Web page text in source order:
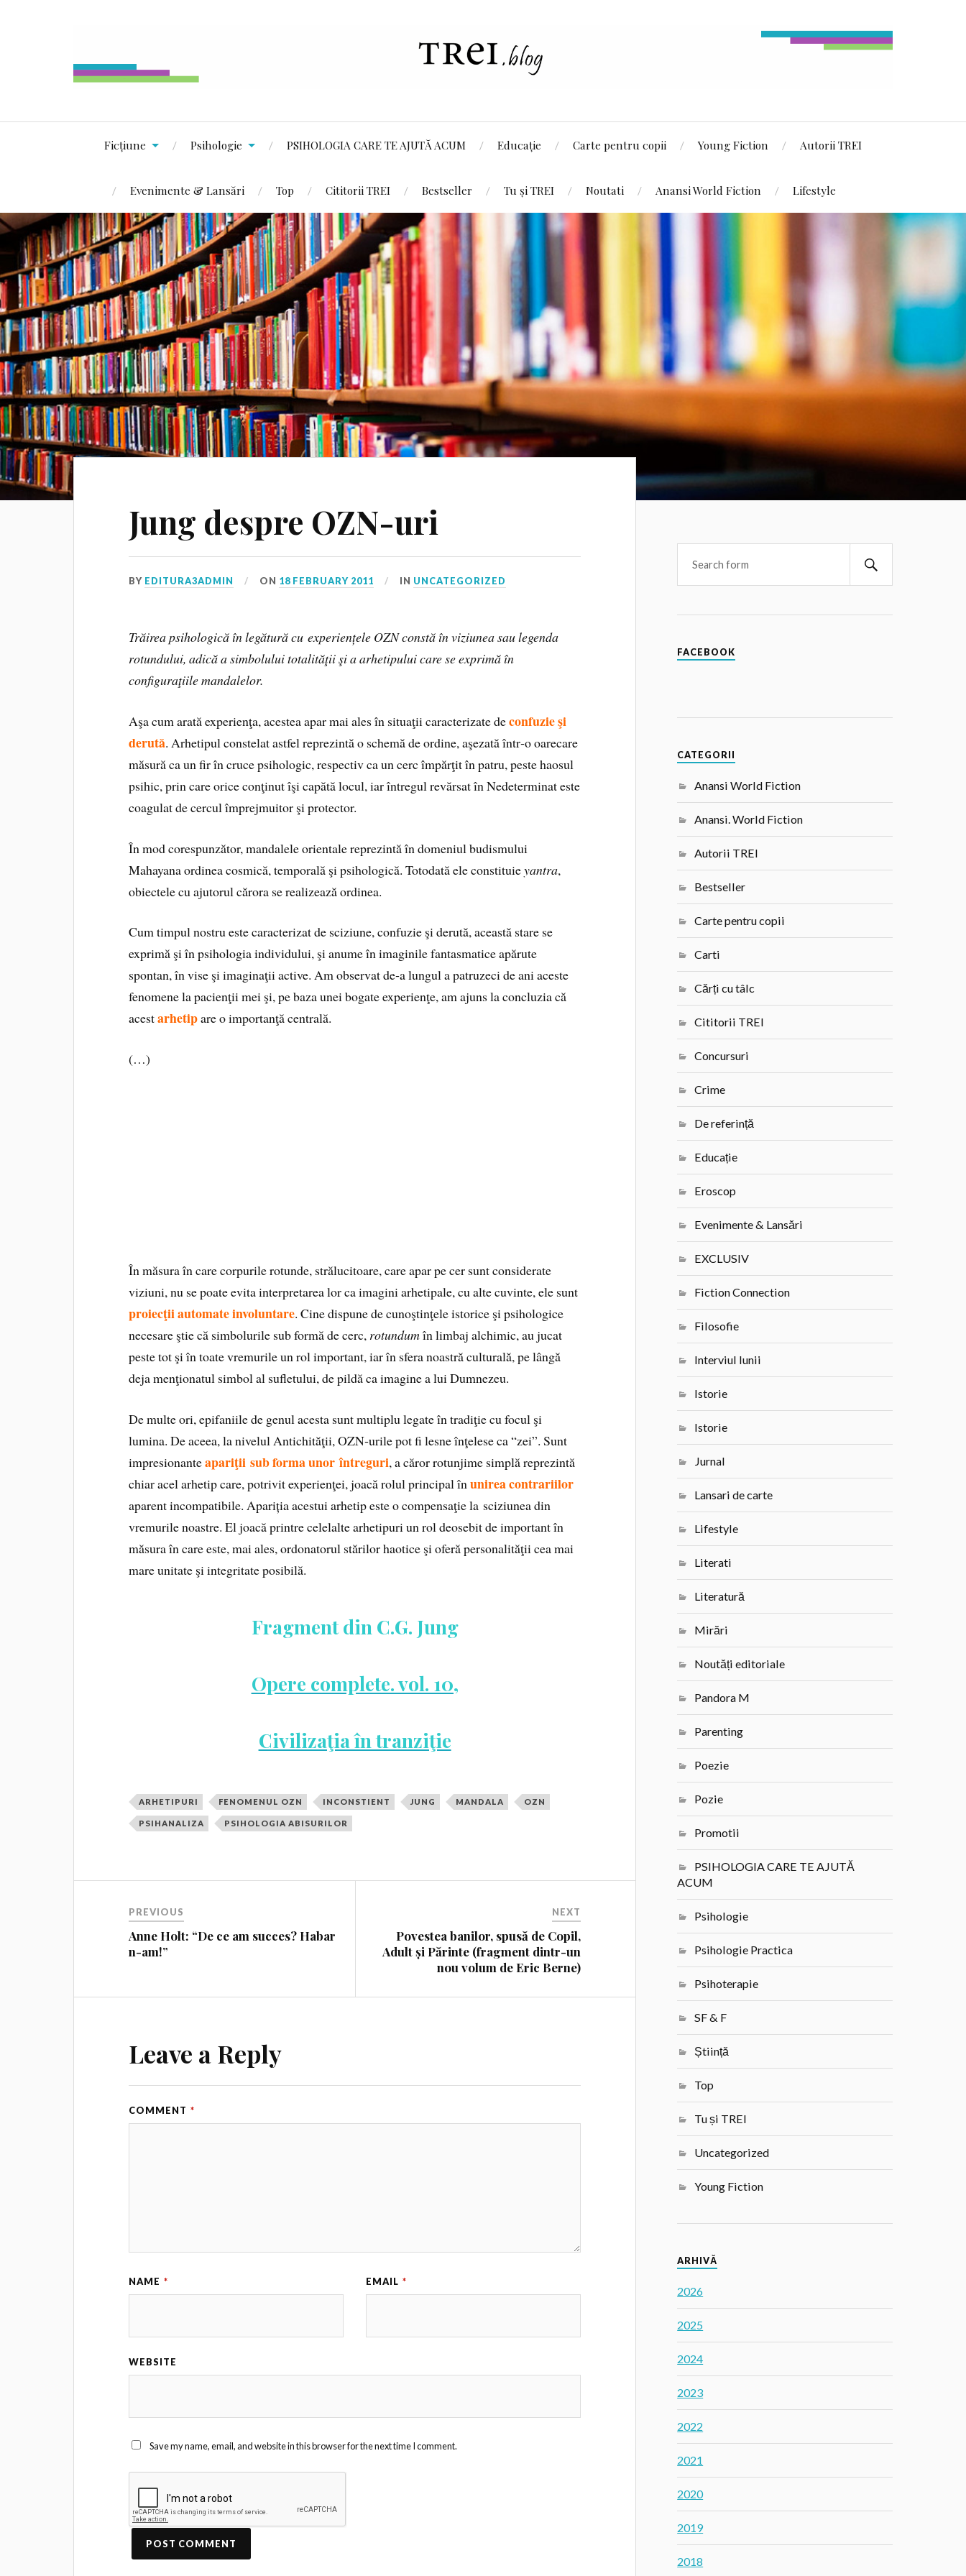
Ficțiune Psihologie PSIHOLOGIA CARE TE AJUTĂ ACUM Educație Carte pentru copii Young Fiction Autorii TREI
Evenimente & Lansări Top Cititorii TREI Bestseller Tu și TREI Noutati Anansi World Fiction Lifestyle
Jung despre OZN-uri
BY EDITURA3ADMIN ON 18 FEBRUARY 2011 IN UNCATEGORIZED
Trăirea psihologică în legătură cu experiențele OZN constă în viziunea sau legenda
rotundului, adică a simbolului totalităţii şi a arhetipului care se exprimă în
configuraţiile mandalelor.
Aşa cum arată experienţa, acestea apar mai ales în situaţii caracterizate deconfuzie şi
derută. Arhetipul constelat astfel reprezintă o schemă de ordine, aşezată într‑o oarecare
măsură ca un fir în cruce psihologic, respectiv ca un cerc împărţit în patru, peste haosul
psihic, prin care orice conţinut îşi capătă locul, iar întregul revărsat în Nedeterminat este
coagulat de cercul împrejmuitor şi protector.
În mod corespunzător, mandalele orientale reprezintă în domeniul budismului
Mahayana ordinea cosmică, temporală şi psihologică. Totodată ele constituieyantra,
obiectele cu ajutorul cărora se realizează ordinea.
Cum timpul nostru este caracterizat de sciziune, confuzie şi derută, această stare se
exprimă şi în psihologia individului, şi anume în imaginile fantasmatice apărute
spontan, în vise şi imaginaţii active. Am observat de‑a lungul a patruzeci de ani aceste
fenomene la pacienţii mei şi, pe baza unei bogate experienţe, am ajuns la concluzia că
acestarhetipare o importanţă centrală.
(…)
În măsura în care corpurile rotunde, strălucitoare, care apar pe cer sunt considerate
viziuni, nu se poate evita interpretarea lor ca imagini arhetipale, cu alte cuvinte, ele sunt
proiecţii automate involuntare. Cine dispune de cunoştinţele istorice şi psihologice
necesare ştie că simbolurile sub formă de cerc, rotundumîn limbaj alchimic, au jucat
peste tot şi în toate vremurile un rol important, iar în sfera noastră culturală, pe lângă
deja menţionatul simbol al sufletului, de pildă ca imagine a lui Dumnezeu.
De multe ori, epifaniile de genul acesta sunt multiplu legate în tradiţie cu focul şi
lumina. De aceea, la nivelul Antichităţii, OZN‑urile pot fi lesne înţelese ca “zei”. Sunt
impresionanteapariţii sub forma unor întreguri, a căror rotunjime simplă reprezintă
chiar acel arhetip care, potrivit experienţei, joacă rolul principal înunirea contrariilor
aparent incompatibile. Apariția acestui arhetip este o compensaţie la sciziunea din
vremurile noastre. El joacă printre celelalte arhetipuri un rol deosebit de important în
măsura în care este, mai ales, ordonatorul stărilor haotice şi oferă personalităţii cea mai
mare unitate şi integritate posibilă.
Fragment din C.G. Jung
Opere complete. vol. 10,
Civilizaţia în tranziţie
ARHETIPURI FENOMENUL OZN INCONSTIENT JUNG MANDALA OZN
PSIHANALIZA PSIHOLOGIA ABISURILOR
PREVIOUS
Anne Holt: “De ce am succes? Habar
n-am!”
NEXT
Povestea banilor, spusă de Copil,
Adult și Părinte (fragment dintr-un
nou volum de Eric Berne)
Leave a Reply
COMMENT *
NAME * EMAIL *
WEBSITE
Save my name, email, and website in this browser for the next time I comment.
FACEBOOK
CATEGORII
Anansi World Fiction
Anansi. World Fiction
Autorii TREI
Bestseller
Carte pentru copii
Carti
Cărți cu tâlc
Cititorii TREI
Concursuri
Crime
De referință
Educație
Eroscop
Evenimente & Lansări
EXCLUSIV
Fiction Connection
Filosofie
Interviul lunii
Istorie
Istorie
Jurnal
Lansari de carte
Lifestyle
Literati
Literatură
Mirări
Noutăți editoriale
Pandora M
Parenting
Poezie
Pozie
Promotii
PSIHOLOGIA CARE TE AJUTĂ
ACUM
Psihologie
Psihologie Practica
Psihoterapie
SF & F
Știință
Top
Tu și TREI
Uncategorized
Young Fiction
ARHIVĂ
2026
2025
2024
2023
2022
2021
2020
2019
2018